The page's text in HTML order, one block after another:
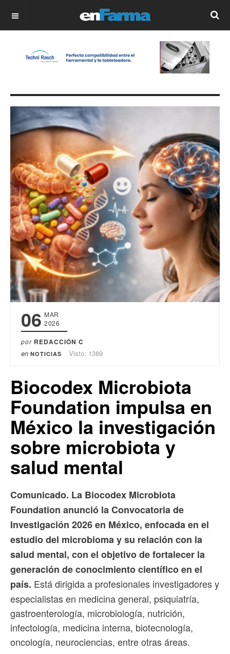
OFF CANVAS
06 MAR
2026
por REDACCIÓN C
en NOTICIAS Visto: 1389
Biocodex Microbiota
Foundation impulsa en
México la investigación
sobre microbiota y
salud mental
Comunicado. La Biocodex Microbiota
Foundation anunció la Convocatoria de
Investigación 2026 en México, enfocada en el
estudio del microbioma y su relación con la
salud mental, con el objetivo de fortalecer la
generación de conocimiento científico en el
país. Está dirigida a profesionales investigadores y
especialistas en medicina general, psiquiatría,
gastroenterología, microbiología, nutrición,
infectología, medicina interna, biotecnología,
oncología, neurociencias, entre otras áreas.